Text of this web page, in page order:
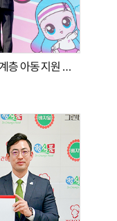
우리 단체, '휠라키즈 티니핑런'과 취약계층 아동 지원 위한 물품 전달식 진행